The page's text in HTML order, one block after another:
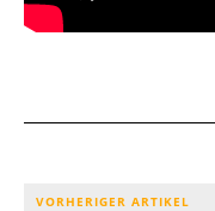
VORHERIGER ARTIKEL